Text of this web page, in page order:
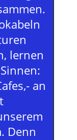
lernen
an
Denn